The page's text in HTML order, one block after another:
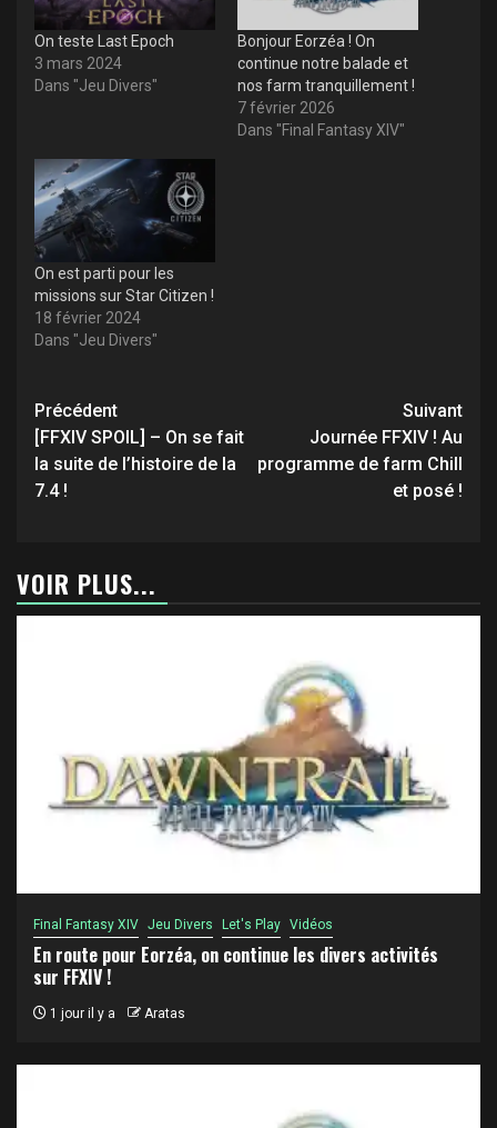
On teste Last Epoch
3 mars 2024
Dans "Jeu Divers"
Bonjour Eorzéa ! On
continue notre balade et
nos farm tranquillement !
7 février 2026
Dans "Final Fantasy XIV"
On est parti pour les
missions sur Star Citizen !
18 février 2024
Dans "Jeu Divers"
Navigation
d’article
Précédent
[FFXIV SPOIL] – On se fait
la suite de l’histoire de la
7.4 !
Suivant
Journée FFXIV ! Au
programme de farm Chill
et posé !
VOIR PLUS...
Final Fantasy XIV Jeu Divers Let's Play Vidéos
En route pour Eorzéa, on continue les divers activités
sur FFXIV !
1 jour il y a Aratas